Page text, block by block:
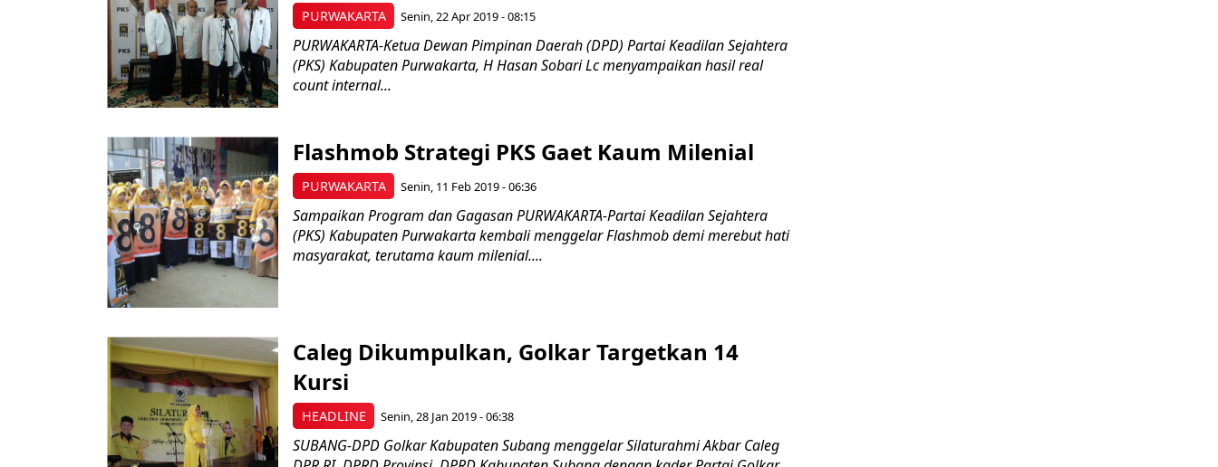
PURWAKARTA Senin, 22 Apr 2019 - 08:15
PURWAKARTA-Ketua Dewan Pimpinan Daerah (DPD) Partai Keadilan Sejahtera
(PKS) Kabupaten Purwakarta, H Hasan Sobari Lc menyampaikan hasil real
count internal...
PURWAKARTA
Flashmob Strategi PKS Gaet Kaum Milenial
Senin, 11 Feb 2019 - 06:36
Sampaikan Program dan Gagasan PURWAKARTA-Partai Keadilan Sejahtera
(PKS) Kabupaten Purwakarta kembali menggelar Flashmob demi merebut hati
masyarakat, terutama kaum milenial....
HEADLINE
Caleg Dikumpulkan, Golkar Targetkan 14
Kursi
Senin, 28 Jan 2019 - 06:38
SUBANG-DPD Golkar Kabupaten Subang menggelar Silaturahmi Akbar Caleg